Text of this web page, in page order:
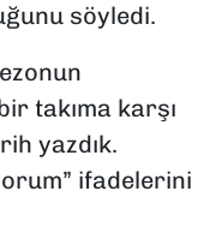
söyledi.
takıma karşı
yazdık.
ifadelerini